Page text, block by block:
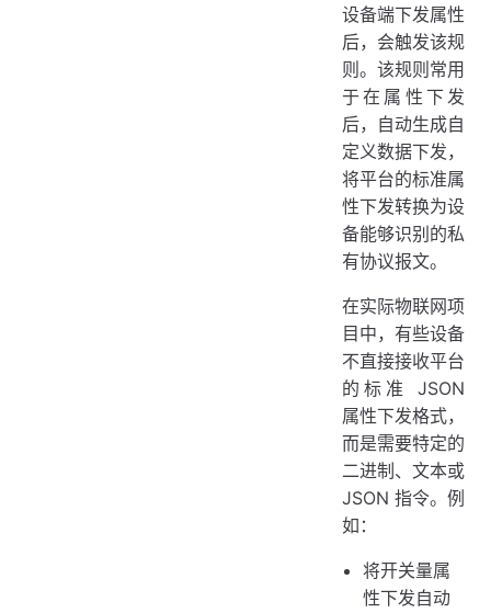
设备端下发属性
后，会触发该规
则。该规则常用
于在属性下发
后，自动生成自
定义数据下发，
将平台的标准属
性下发转换为设
备能够识别的私
有协议报文。
在实际物联网项
目中，有些设备
不直接接收平台
的标准 JSON
属性下发格式，
而是需要特定的
二进制、文本或
JSON 指令。例
如：
将开关量属
性下发自动